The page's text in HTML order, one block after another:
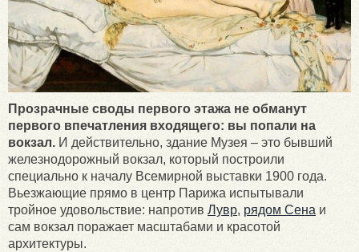
Прозрачные своды первого этажа не обманут
первого впечатления входящего: вы попали на
вокзал. И действительно, здание Музея – это бывший
железнодорожный вокзал, который построили
специально к началу Всемирной выставки 1900 года.
Вьезжающие прямо в центр Парижа испытывали
тройное удовольствие: напротив Лувр, рядом Сена и
сам вокзал поражает масштабами и красотой
архитектуры.